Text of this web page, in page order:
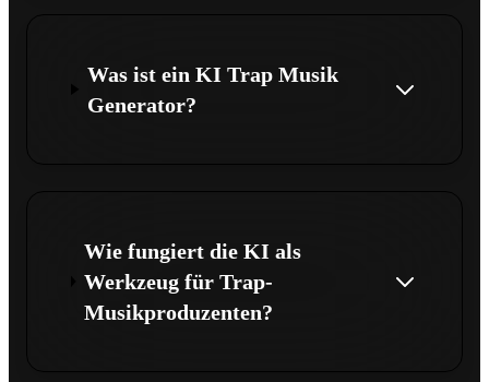
Was ist ein KI Trap Musik
Generator?
Wie fungiert die KI als
Werkzeug für Trap-
Musikproduzenten?